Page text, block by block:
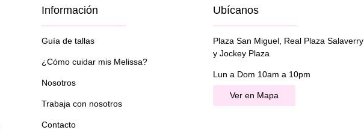
Información
Guía de tallas
¿Cómo cuidar mis Melissa?
Nosotros
Trabaja con nosotros
Contacto
Ubícanos
Plaza San Miguel, Real Plaza Salaverry
y Jockey Plaza
Lun a Dom 10am a 10pm
Ver en Mapa